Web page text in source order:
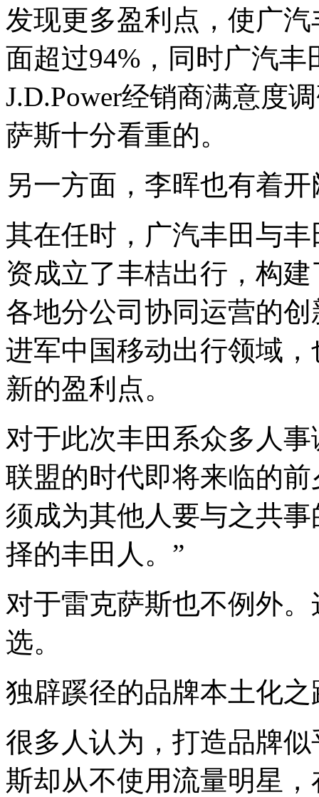
发现更多盈利点，使广
面超过94%，同时广汽
J.D.Power经销商满意度
萨斯十分看重的。
另一方面，李晖也有着
其在任时，广汽丰田与
资成立了丰桔出行，构
各地分公司协同运营的
进军中国移动出行领域
新的盈利点。
对于此次丰田系众多人
联盟的时代即将来临的
须成为其他人要与之共
择的丰田人。”
对于雷克萨斯也不例外
选。
独辟蹊径的品牌本土化之
很多人认为，打造品牌
斯却从不使用流量明星